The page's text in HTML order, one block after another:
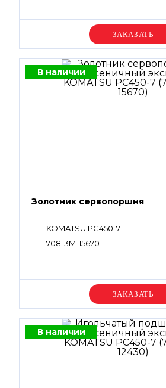
Уточняйте цену
В наличии
Золотник сервопоршня
KOMATSU PC450-7
708-3M-15670
Уточняйте цену
В наличии